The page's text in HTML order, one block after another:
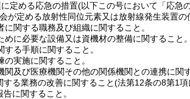
定める応急の措置(以下この号において「応急
が定める放射性同位元素又は放射線発生装置
に関する職務及び組織に関すること。
めに必要な設備又は資機材の整備に関すること。
る手順に関すること。
実施に関すること。
関及び医療機関その他の関係機関との連携に関
る業務の改善に関すること(法第12条の8第1
に関すること。